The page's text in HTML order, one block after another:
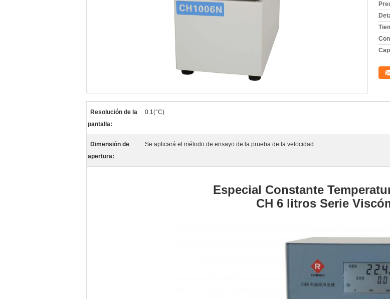
Resolución de la
pantalla:
0.1(°C)
Dimensión de
apertura:
Se aplicará el método de ensayo de la prueba de la velocidad.
Especial Constante T
CH 6 litros Serie V